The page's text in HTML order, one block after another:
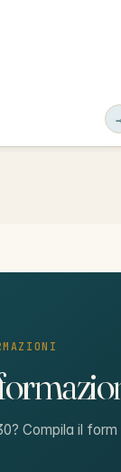
Compila il